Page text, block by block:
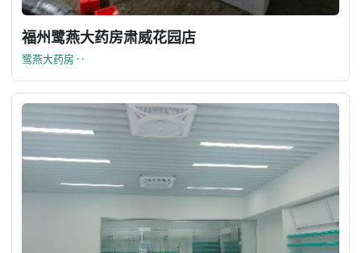
福州鹭燕大药房肃威花园店
鹭燕大药房 · ·